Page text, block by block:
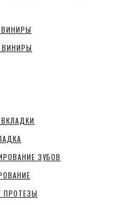
ВИНИРЫ
ЗУБОВ